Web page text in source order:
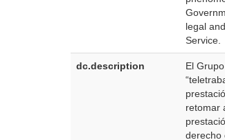
legal
Service.
dc.description
El
retomar
derecho